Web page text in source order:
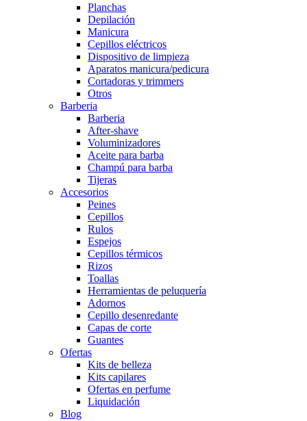
Planchas
Depilación
Manicura
Cepillos eléctricos
Dispositivo de limpieza
Aparatos manicura/pedicura
Cortadoras y trimmers
Otros
Barberia
Barberia
After-shave
Voluminizadores
Aceite para barba
Champú para barba
Tijeras
Accesorios
Peines
Cepillos
Rulos
Espejos
Cepillos térmicos
Rizos
Toallas
Herramientas de peluquería
Adornos
Cepillo desenredante
Capas de corte
Guantes
Ofertas
Kits de belleza
Kits capilares
Ofertas en perfume
Liquidación
Blog